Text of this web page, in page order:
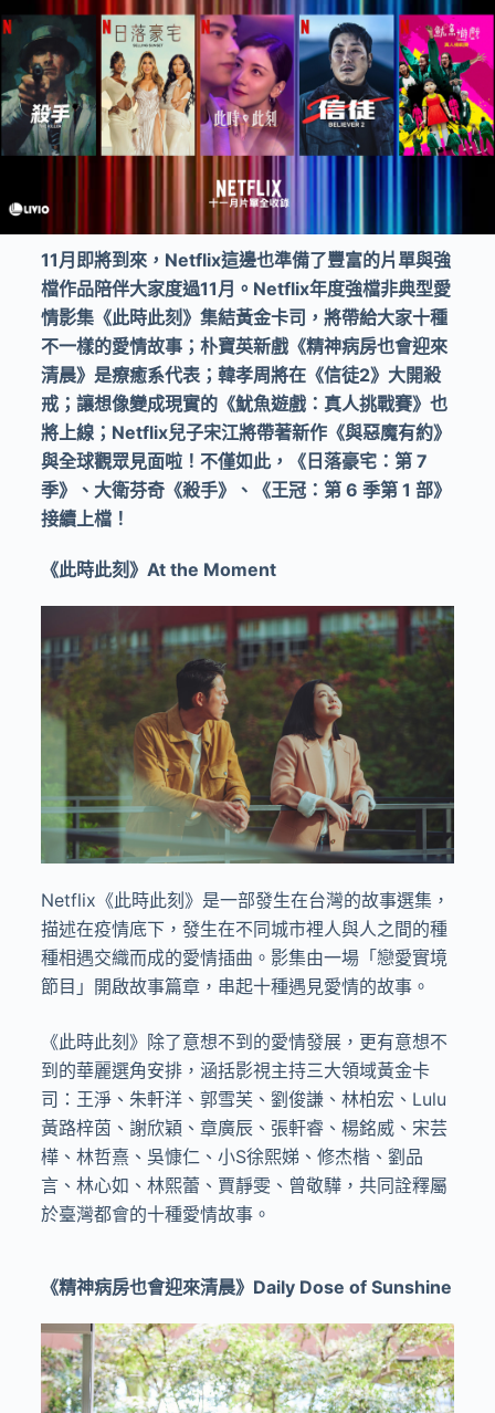
11 月即將到來， Netflix這邊也準備了豐富的片單與強
檔作品陪伴大家度過11 月。 Netflix年度強檔非典型愛
情影集《此時此刻》集結黃金卡司，將帶給大家十種
不一樣的愛情故事；朴寶英新戲《精神病房也會迎來
清晨》是療癒系代表；韓孝周將在《信徒2》大開殺
戒；讓想像變成現實的《魷魚遊戲：真人挑戰賽》也
將上線； Netflix兒子宋江將帶著新作《與惡魔有約》
與全球觀眾見面啦！不僅如此，《日落豪宅：第7
季》、大衛芬奇《殺手》、《王冠：第6 季第1 部》
接續上檔！
《此時此刻》 At the Moment
Netflix《此時此刻》是一部發生在台灣的故事選集，
描述在疫情底下，發生在不同城市裡人與人之間的種
種相遇交織而成的愛情插曲。影集由一場「戀愛實境
節目」開啟故事篇章，串起十種遇見愛情的故事。
《此時此刻》除了意想不到的愛情發展，更有意想不
到的華麗選角安排，涵括影視主持三大領域黃金卡
司：王淨、朱軒洋、郭雪芙、劉俊謙、林柏宏、Lulu
黃路梓茵、謝欣穎、章廣辰、張軒睿、楊銘威、宋芸
樺、林哲熹、吳慷仁、小S徐熙娣、修杰楷、劉品
言、林心如、林熙蕾、賈靜雯、曾敬驊，共同詮釋屬
於臺灣都會的十種愛情故事。
《精神病房也會迎來清晨》 Daily Dose of Sunshine